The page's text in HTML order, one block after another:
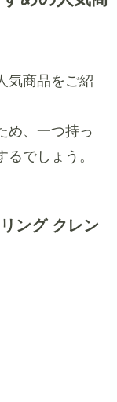
気商品をご紹
め、一つ持っ
でしょう。
ング クレン